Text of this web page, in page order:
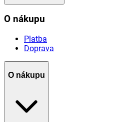
O nákupu
Platba
Doprava
O nákupu